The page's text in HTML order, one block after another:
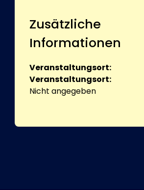
Zusätzliche
Informationen
Veranstaltungsort:
Veranstaltungsort:
Nicht angegeben